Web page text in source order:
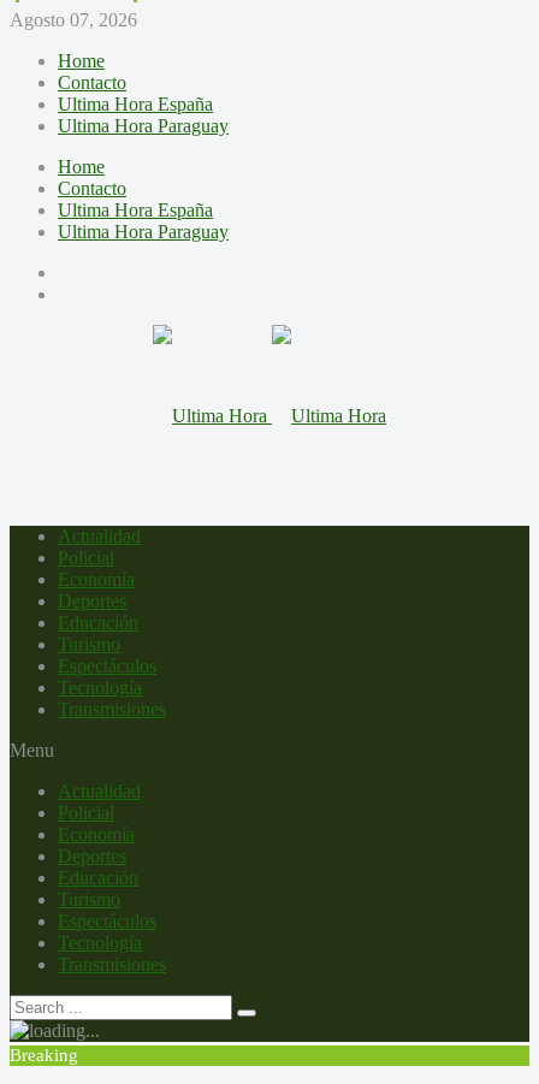
Agosto 07, 2026
Home
Contacto
Ultima Hora España
Ultima Hora Paraguay
Home
Contacto
Ultima Hora España
Ultima Hora Paraguay
Actualidad
Policial
Economía
Deportes
Educación
Turismo
Espectáculos
Tecnología
Transmisiones
Menu
Actualidad
Policial
Economía
Deportes
Educación
Turismo
Espectáculos
Tecnología
Transmisiones
Breaking